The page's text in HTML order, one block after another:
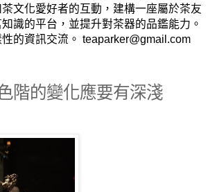
文化愛好者的互動，建構一座屬於茶友
識的平台，並提升對茶器的品鑑能力。
的資訊交流。 teaparker@gmail.com
階的變化應要有深淺